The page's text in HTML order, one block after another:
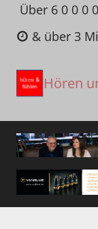
Zum
Inhalt
springen
Über 6 0 0 0
& über 3
Hören